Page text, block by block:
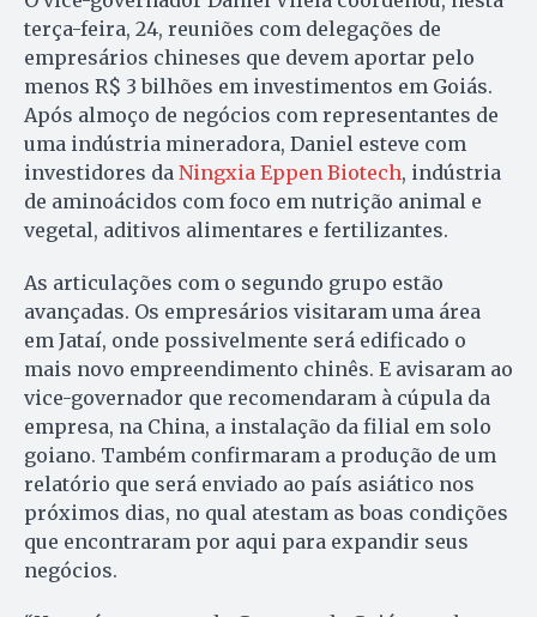
terça-feira, 24, reuniões com delegações de
empresários chineses que devem aportar pelo
menos R$ 3 bilhões em investimentos em Goiás.
Após almoço de negócios com representantes de
uma indústria mineradora, Daniel esteve com
investidores da Ningxia Eppen Biotech, indústria
de aminoácidos com foco em nutrição animal e
vegetal, aditivos alimentares e fertilizantes.
As articulações com o segundo grupo estão
avançadas. Os empresários visitaram uma área
em Jataí, onde possivelmente será edificado o
mais novo empreendimento chinês. E avisaram ao
vice-governador que recomendaram à cúpula da
empresa, na China, a instalação da filial em solo
goiano. Também confirmaram a produção de um
relatório que será enviado ao país asiático nos
próximos dias, no qual atestam as boas condições
que encontraram por aqui para expandir seus
negócios.